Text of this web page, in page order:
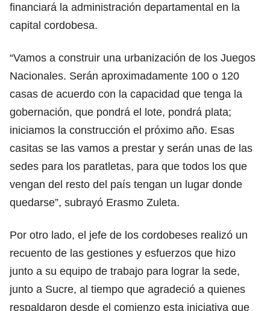
financiará la administración departamental en la
capital cordobesa.
“Vamos a construir una urbanización de los Juegos
Nacionales. Serán aproximadamente 100 o 120
casas de acuerdo con la capacidad que tenga la
gobernación, que pondrá el lote, pondrá plata;
iniciamos la construcción el próximo año. Esas
casitas se las vamos a prestar y serán unas de las
sedes para los paratletas, para que todos los que
vengan del resto del país tengan un lugar donde
quedarse”, subrayó Erasmo Zuleta.
Por otro lado, el jefe de los cordobeses realizó un
recuento de las gestiones y esfuerzos que hizo
junto a su equipo de trabajo para lograr la sede,
junto a Sucre, al tiempo que agradeció a quienes
respaldaron desde el comienzo esta iniciativa que